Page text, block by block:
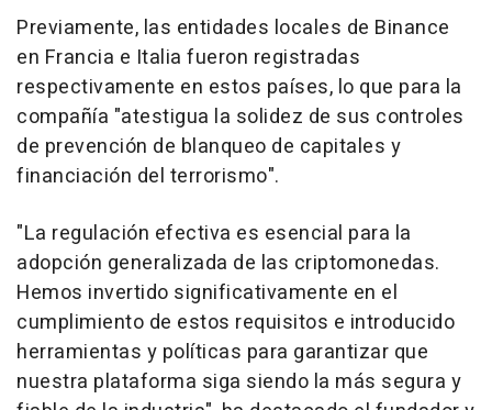
Previamente, las entidades locales de Binance
en Francia e Italia fueron registradas
respectivamente en estos países, lo que para la
compañía "atestigua la solidez de sus controles
de prevención de blanqueo de capitales y
financiación del terrorismo".
"La regulación efectiva es esencial para la
adopción generalizada de las criptomonedas.
Hemos invertido significativamente en el
cumplimiento de estos requisitos e introducido
herramientas y políticas para garantizar que
nuestra plataforma siga siendo la más segura y